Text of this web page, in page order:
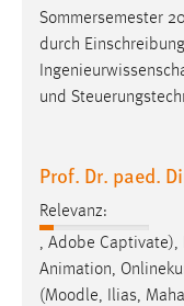
Sommersemester
durch
und
Prof. Dr. paed.
Relevanz:
, Adobe
Animation,
(Moodle, Ilias,